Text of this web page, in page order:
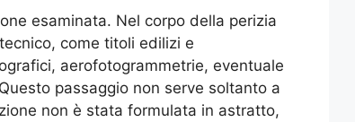
esaminata. Nel corpo della perizia
come titoli edilizi e
aerofotogrammetrie, eventuale
passaggio non serve soltanto a
non è stata formulata in astratto,